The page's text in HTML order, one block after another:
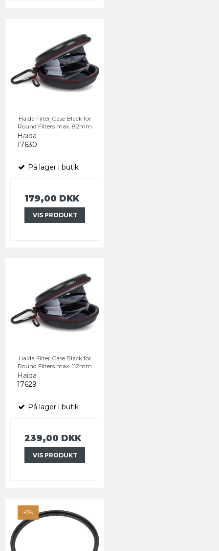
Haida Filter Case Black for
Round Filters max. 82mm
Haida
17630
På lager i butik
179,00 DKK
VIS PRODUKT
Haida Filter Case Black for
Round Filters max. 112mm
Haida
17629
På lager i butik
239,00 DKK
VIS PRODUKT
-0%